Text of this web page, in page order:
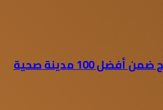
مدينة سعودية تصبح ضمن أفضل 100 مدينة صحية